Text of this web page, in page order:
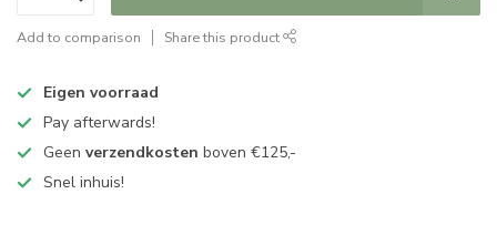
Add to comparison Share this product
Eigen voorraad
Pay afterwards!
Geen verzendkosten boven €125,-
Snel inhuis!